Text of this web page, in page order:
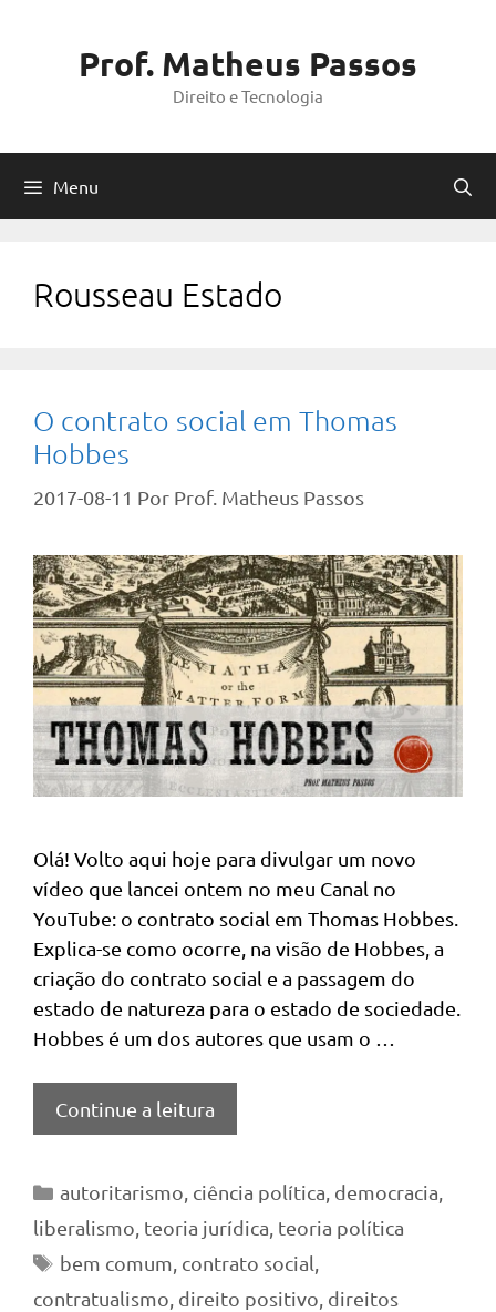
Prof. Matheus Passos
Direito e Tecnologia
Menu
Rousseau Estado
O contrato social em Thomas
Hobbes
2017-08-11 Por Prof. Matheus Passos
Olá! Volto aqui hoje para divulgar um novo
vídeo que lancei ontem no meu Canal no
YouTube: o contrato social em Thomas Hobbes.
Explica-se como ocorre, na visão de Hobbes, a
criação do contrato social e a passagem do
estado de natureza para o estado de sociedade.
Hobbes é um dos autores que usam o …
Continue a leitura
Categorias
autoritarismo, ciência política, democracia,
liberalismo, teoria jurídica, teoria política
Tags
bem comum, contrato social,
contratualismo, direito positivo, direitos